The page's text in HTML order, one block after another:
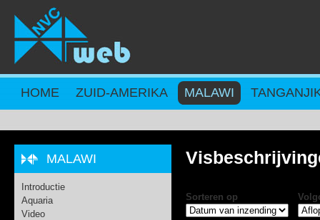
Overslaan en naar de inhoud gaan
HOME ZUID-AMERIKA MALAWI
Sorteren op
MALAWI
Introductie
Aquaria
Video